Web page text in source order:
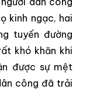
kinh ngạc, hai
tuyến đường
khó khăn khi
được sự mệt
công đã trải